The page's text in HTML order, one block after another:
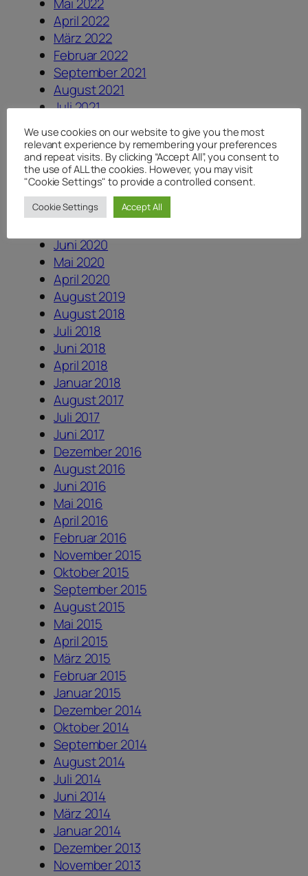
April 2022
März 2022
Februar 2022
September 2021
August 2021
Juli 2021
Juni 2021
Mai 2021
März 2021
Februar 2021
Oktober 2020
September 2020
Juni 2020
Mai 2020
April 2020
August 2019
August 2018
Juli 2018
Juni 2018
April 2018
Januar 2018
August 2017
Juli 2017
Juni 2017
Dezember 2016
August 2016
Juni 2016
Mai 2016
April 2016
Februar 2016
November 2015
Oktober 2015
September 2015
August 2015
Mai 2015
April 2015
März 2015
Februar 2015
Januar 2015
Dezember 2014
Oktober 2014
September 2014
August 2014
Juli 2014
Juni 2014
März 2014
Januar 2014
Dezember 2013
November 2013
We use cookies on our website to give you the most
relevant experience by remembering your preferences
and repeat visits. By clicking “Accept All”, you consent to
the use of ALL the cookies. However, you may visit
"Cookie Settings" to provide a controlled consent.
Cookie Settings Accept All